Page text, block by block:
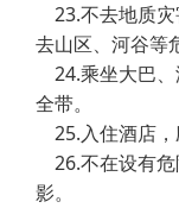
23.不去地质灾
去山区、河谷等
24.乘坐大巴、
全带。
25.入住酒店，
26.不在设有危
影。